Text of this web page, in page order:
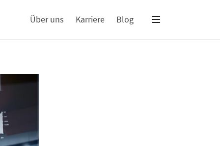
Über uns Karriere Blog